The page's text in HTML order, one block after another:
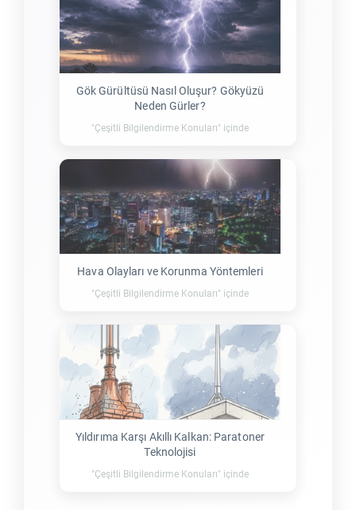
Gök Gürültüsü Nasıl Oluşur? Gökyüzü
Neden Gürler?
"Çeşitli Bilgilendirme Konuları" içinde
Hava Olayları ve Korunma Yöntemleri
"Çeşitli Bilgilendirme Konuları" içinde
Yıldırıma Karşı Akıllı Kalkan: Paratoner
Teknolojisi
"Çeşitli Bilgilendirme Konuları" içinde